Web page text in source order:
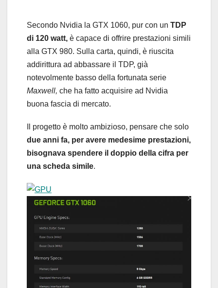
Secondo Nvidia la GTX 1060, pur con un TDP
di 120 watt, è capace di offrire prestazioni simili
alla GTX 980. Sulla carta, quindi, è riuscita
addirittura ad abbassare il TDP, già
notevolmente basso della fortunata serie
Maxwell, che ha fatto acquisire ad Nvidia
buona fascia di mercato.
Il progetto è molto ambizioso, pensare che solo
due anni fa, per avere medesime prestazioni,
bisognava spendere il doppio della cifra per
una scheda simile.